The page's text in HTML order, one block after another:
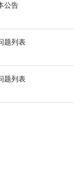
公告
题列表
题列表